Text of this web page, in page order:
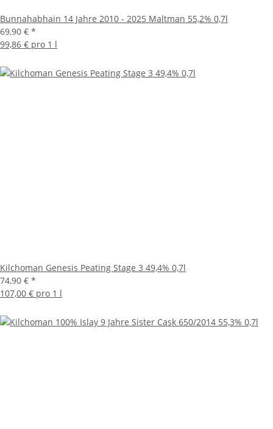
Bunnahabhain 14 Jahre 2010 - 2025 Maltman 55,2% 0,7l
69,90 € *
99,86 € pro 1 l
Kilchoman Genesis Peating Stage 3 49,4% 0,7l
74,90 € *
107,00 € pro 1 l